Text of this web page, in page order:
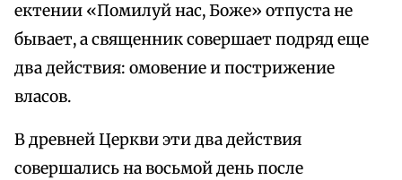
ектении «Помилуй нас, Боже» отпуста не
бывает, а священник совершает подряд еще
два действия: омовение и пострижение
власов.
В древней Церкви эти два действия
совершались на восьмой день после